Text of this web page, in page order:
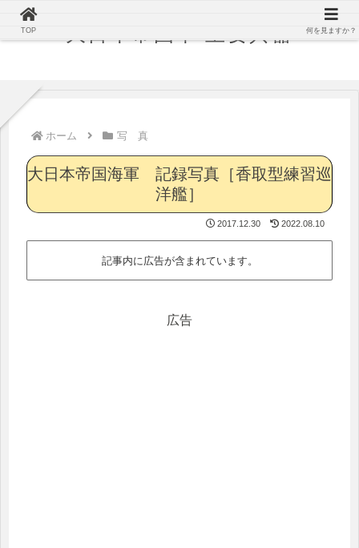
ホーム 写 真
大日本帝国海軍 記録写真［香取型練習巡
洋艦］
2017.12.30 2022.08.10
記事内に広告が含まれています。
広告
TOP 何を見ますか？